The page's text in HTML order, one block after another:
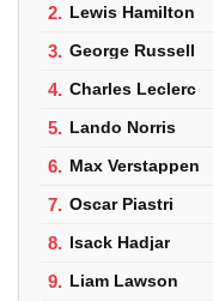
2. Lewis Hamilton
3. George Russell
4. Charles Leclerc
5. Lando Norris
6. Max Verstappen
7. Oscar Piastri
8. Isack Hadjar
9. Liam Lawson